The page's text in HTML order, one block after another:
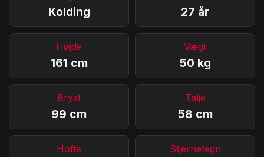
Kolding 27 år
Højde
161 cm
Vægt
50 kg
Bryst
99 cm
Talje
58 cm
Hofte Stjernetegn